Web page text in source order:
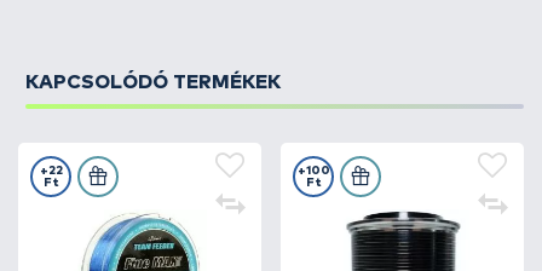
KAPCSOLÓDÓ TERMÉKEK
+22
Ft
+100
Ft